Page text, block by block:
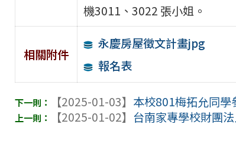
機3011、3022 張小姐。
相關附件
永慶房屋徵文計畫jpg
報名表
【2025-01-03】 本校801梅拓允同學
【2025-01-02】 台南家專學校財團